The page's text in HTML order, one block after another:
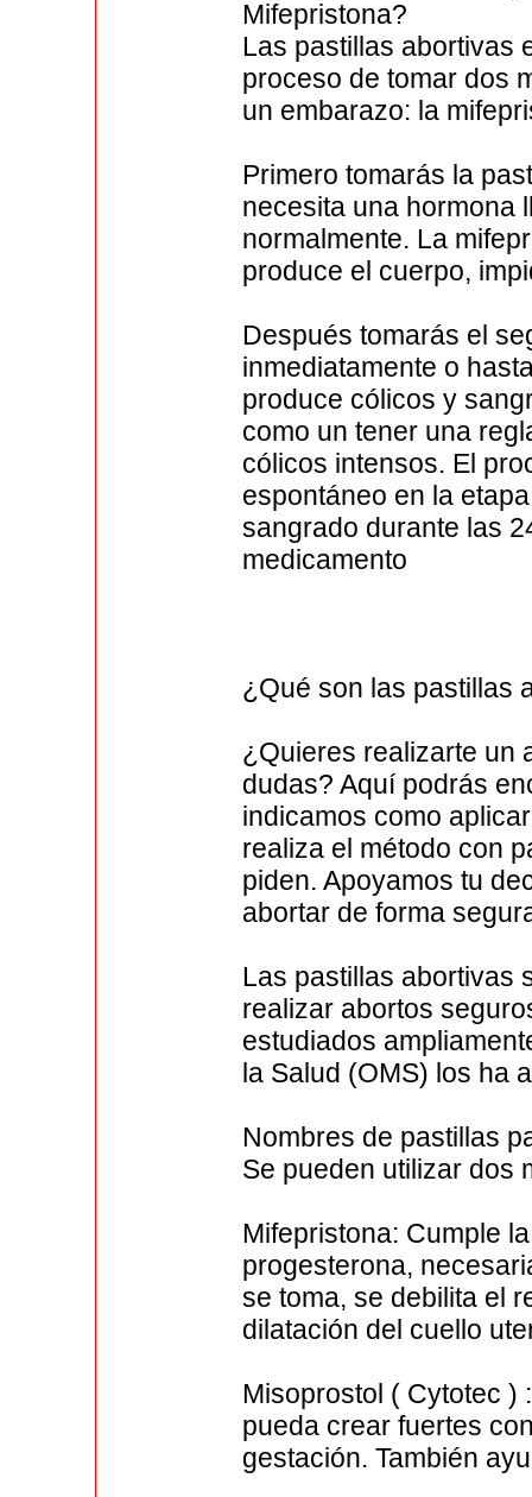
Mifepristona?
Las pastillas abortivas
proceso de tomar dos
un embarazo: la
Primero tomarás la
necesita una hormona
normalmente. La
produce el cuerpo,
Después tomarás el
inmediatamente o
produce cólicos y
como un tener una
cólicos intensos. El
espontáneo en la
sangrado durante las
medicamento
¿Qué son las pastillas
¿Quieres realizarte un
dudas? Aquí podrás
indicamos como
realiza el método con
piden. Apoyamos tu
abortar de forma
Las pastillas abortivas
realizar abortos
estudiados
la Salud (OMS) los ha
Nombres de pastillas
Se pueden utilizar dos
Mifepristona: Cumple
progesterona,
se toma, se debilita el
dilatación del cuello
Misoprostol ( Cytotec )
pueda crear fuertes
gestación. También